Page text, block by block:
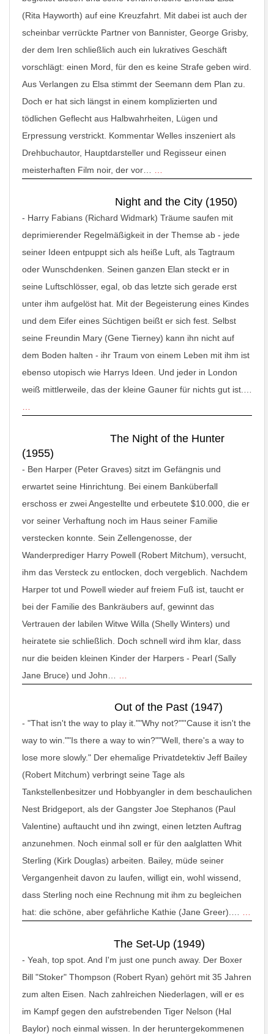
(Rita Hayworth) auf eine Kreuzfahrt. Mit dabei ist auch der
scheinbar verrückte Partner von Bannister, George Grisby,
der dem Iren schließlich auch ein lukratives Geschäft
vorschlägt: einen Mord, für den es keine Strafe geben wird.
Aus Verlangen zu Elsa stimmt der Seemann dem Plan zu.
Doch er hat sich längst in einem komplizierten und
tödlichen Geflecht aus Halbwahrheiten, Lügen und
Erpressung verstrickt. Kommentar Welles inszeniert als
Drehbuchautor, Hauptdarsteller und Regisseur einen
meisterhaften Film noir, der vor…
Night and the City (1950)
- Harry Fabians (Richard Widmark) Träume saufen mit
deprimierender Regelmäßigkeit in der Themse ab - jede
seiner Ideen entpuppt sich als heiße Luft, als Tagtraum
oder Wunschdenken. Seinen ganzen Elan steckt er in
seine Luftschlösser, egal, ob das letzte sich gerade erst
unter ihm aufgelöst hat. Mit der Begeisterung eines Kindes
und dem Eifer eines Süchtigen beißt er sich fest. Selbst
seine Freundin Mary (Gene Tierney) kann ihn nicht auf
dem Boden halten - ihr Traum von einem Leben mit ihm ist
ebenso utopisch wie Harrys Ideen. Und jeder in London
weiß mittlerweile, das der kleine Gauner für nichts gut ist.…
The Night of the Hunter
(1955)
- Ben Harper (Peter Graves) sitzt im Gefängnis und
erwartet seine Hinrichtung. Bei einem Banküberfall
erschoss er zwei Angestellte und erbeutete $10.000, die er
vor seiner Verhaftung noch im Haus seiner Familie
verstecken konnte. Sein Zellengenosse, der
Wanderprediger Harry Powell (Robert Mitchum), versucht,
ihm das Versteck zu entlocken, doch vergeblich. Nachdem
Harper tot und Powell wieder auf freiem Fuß ist, taucht er
bei der Familie des Bankräubers auf, gewinnt das
Vertrauen der labilen Witwe Willa (Shelly Winters) und
heiratete sie schließlich. Doch schnell wird ihm klar, dass
nur die beiden kleinen Kinder der Harpers - Pearl (Sally
Jane Bruce) und John…
Out of the Past (1947)
- "That isn't the way to play it.""Why not?""'Cause it isn't the
way to win.""Is there a way to win?""Well, there's a way to
lose more slowly." Der ehemalige Privatdetektiv Jeff Bailey
(Robert Mitchum) verbringt seine Tage als
Tankstellenbesitzer und Hobbyangler in dem beschaulichen
Nest Bridgeport, als der Gangster Joe Stephanos (Paul
Valentine) auftaucht und ihn zwingt, einen letzten Auftrag
anzunehmen. Noch einmal soll er für den aalglatten Whit
Sterling (Kirk Douglas) arbeiten. Bailey, müde seiner
Vergangenheit davon zu laufen, willigt ein, wohl wissend,
dass Sterling noch eine Rechnung mit ihm zu begleichen
hat: die schöne, aber gefährliche Kathie (Jane Greer).…
The Set-Up (1949)
- Yeah, top spot. And I'm just one punch away. Der Boxer
Bill "Stoker" Thompson (Robert Ryan) gehört mit 35 Jahren
zum alten Eisen. Nach zahlreichen Niederlagen, will er es
im Kampf gegen den aufstrebenden Tiger Nelson (Hal
Baylor) noch einmal wissen. In der heruntergekommenen